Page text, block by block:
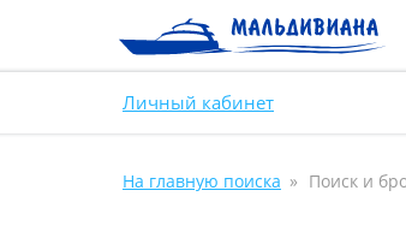
Личный кабинет
На главную поиска Поиск и